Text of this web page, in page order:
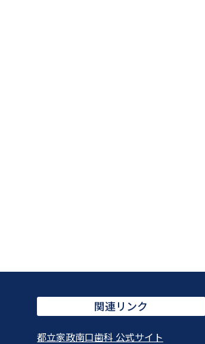
関連リンク
都立家政南口歯科 公式サイト